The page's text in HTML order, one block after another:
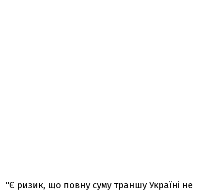
"Є ризик, що повну суму траншу Україні не